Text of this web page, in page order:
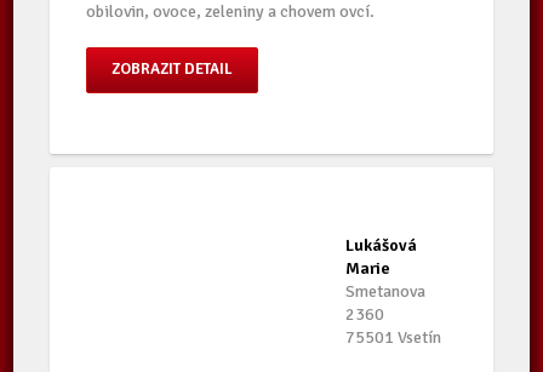
obilovin, ovoce, zeleniny a chovem ovcí.
ZOBRAZIT DETAIL
Lukášová
Marie
Smetanova
2360
75501 Vsetín